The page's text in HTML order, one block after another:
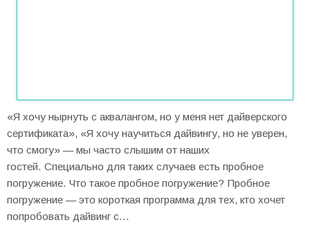
«Я хочу нырнуть с аквалангом, но у меня нет дайверского
сертификата», «Я хочу научиться дайвингу, но не уверен,
что смогу» — мы часто слышим от наших
гостей. Специально для таких случаев есть пробное
погружение. Что такое пробное погружение? Пробное
погружение — это короткая программа для тех, кто хочет
попробовать дайвинг с…